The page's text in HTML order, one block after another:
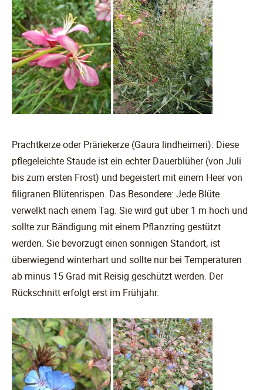
Prachtkerze oder Präriekerze (Gaura lindheimeri): Diese
pflegeleichte Staude ist ein echter Dauerblüher (von Juli
bis zum ersten Frost) und begeistert mit einem Heer von
filigranen Blütenrispen. Das Besondere: Jede Blüte
verwelkt nach einem Tag. Sie wird gut über 1 m hoch und
sollte zur Bändigung mit einem Pflanzring gestützt
werden. Sie bevorzugt einen sonnigen Standort, ist
überwiegend winterhart und sollte nur bei Temperaturen
ab minus 15 Grad mit Reisig geschützt werden. Der
Rückschnitt erfolgt erst im Frühjahr.